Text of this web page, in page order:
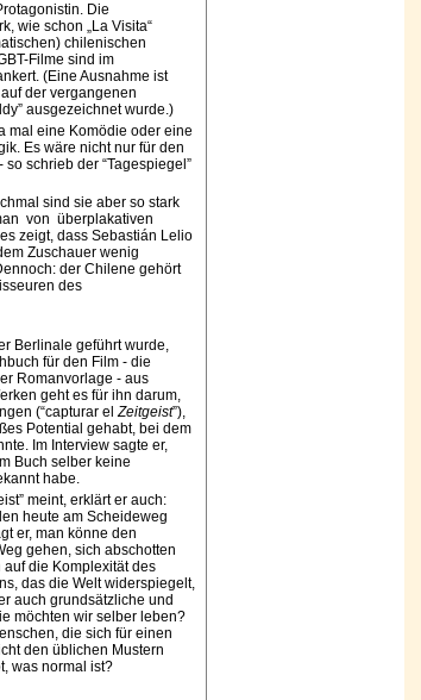
Die
wie schon „La Visita“
chilenischen
Filme sind im
(Eine Ausnahme ist
der vergangenen
ausgezeichnet wurde.)
mal eine Komödie oder eine
Es wäre nicht nur für den
schrieb der “Tagespiegel”
sind sie aber so stark
von überplakativen
zeigt, dass Sebastián Lelio
Zuschauer wenig
der Chilene gehört
des
Berlinale geführt wurde,
für den Film - die
Romanvorlage - aus
geht es für ihn darum,
(“capturar elZeitgeist”),
Potential gehabt, bei dem
Im Interview sagte er,
Buch selber keine
habe.
meint, erklärt er auch:
heute am Scheideweg
er, man könne den
gehen, sich abschotten
die Komplexität des
das die Welt widerspiegelt,
auch grundsätzliche und
möchten wir selber leben?
die sich für einen
den üblichen Mustern
was normal ist?